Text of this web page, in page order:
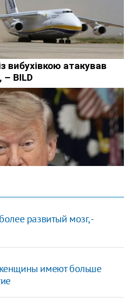
развитый мозг, -
имеют больше